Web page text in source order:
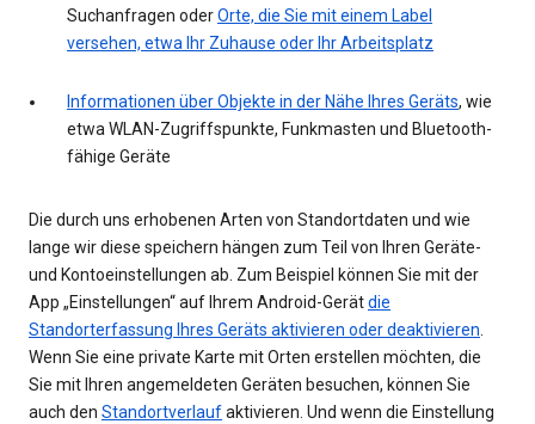
Suchanfragen oderOrte, die Sie mit einem Label
versehen, etwa Ihr Zuhause oder Ihr Arbeitsplatz
Informationen über Objekte in der Nähe Ihres Geräts, wie
etwa WLAN-Zugriffspunkte, Funkmasten und Bluetooth-
fähige Geräte
Die durch uns erhobenen Arten von Standortdaten und wie
lange wir diese speichern hängen zum Teil von Ihren Geräte-
und Kontoeinstellungen ab. Zum Beispiel können Sie mit der
App „Einstellungen“ auf Ihrem Android-Gerätdie
Standorterfassung Ihres Geräts aktivieren oder deaktivieren.
Wenn Sie eine private Karte mit Orten erstellen möchten, die
Sie mit Ihren angemeldeten Geräten besuchen, können Sie
auch den Standortverlaufaktivieren. Und wenn die Einstellung